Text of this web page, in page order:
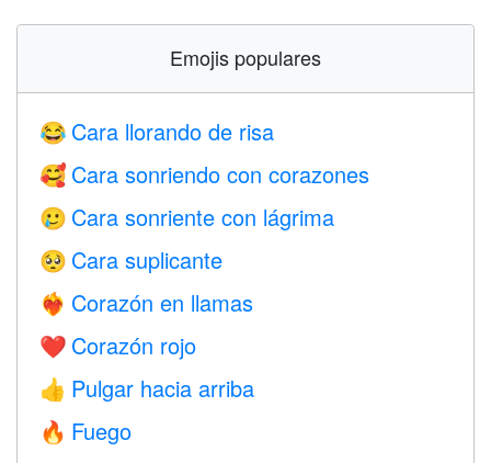
Emojis populares
😂 Cara llorando de risa
🥰 Cara sonriendo con corazones
🥲 Cara sonriente con lágrima
🥺 Cara suplicante
❤️‍🔥 Corazón en llamas
❤️ Corazón rojo
👍 Pulgar hacia arriba
🔥 Fuego